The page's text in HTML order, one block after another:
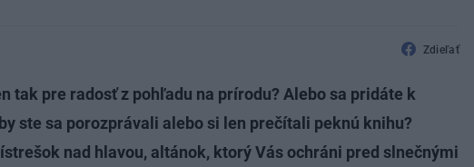
Zdieľať
tak pre radosť z pohľadu na prírodu? Alebo sa pridáte k
ste sa porozprávali alebo si len prečítali peknú knihu?
nad hlavou, altánok, ktorý Vás ochráni pred slnečnými